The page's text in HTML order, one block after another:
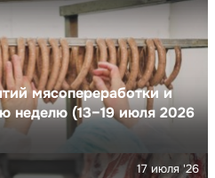
мясопереработки и
неделю (13–19 июля 2026
17 июля '26